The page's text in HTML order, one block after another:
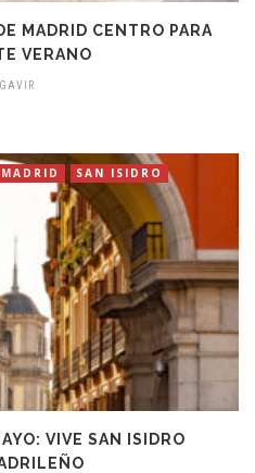
MADRID CENTRO PARA
VERANO
SAN ISIDRO
VIVE SAN ISIDRO